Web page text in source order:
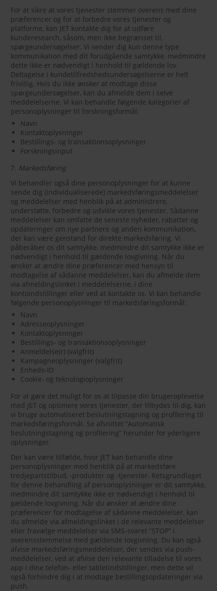
For at sikre at vores tjenester stemmer overens med dine
præferencer og for at forbedre vores tjenester og
platforme, kan JET kontakte dig for at udføre
kunderesearch, såsom, men ikke begrænset til,
spørgeundersøgelser. Vi sender dig kun denne type
kommunikation med dit forudgående samtykke, medmindre
dette ikke er nødvendigt i henhold til gældende lov.
Deltagelse i kundetilfredshedsundersøgelserne er helt
frivillig. Hvis du ikke ønsker at modtage disse
spørgeundersøgelser, kan du afmelde dem i selve
meddelelserne. Vi kan behandle følgende kategorier af
personoplysninger til forskningsformål:
Navn
Kontaktoplysninger
Bestillings- og transaktionsoplysninger
Forskningsinput
7. Markedsføring
Vi behandler også dine personoplysninger for at kunne
sende dig (individualiserede) markedsføringsmeddelelser
og meddelelser med henblik på at administrere,
understøtte, forbedre og udvikle vores tjenester. Sådanne
meddelelser kan omfatte de seneste nyheder, rabatter og
opdateringer om nye partnere og anden kommunikation,
der kan være genstand for direkte markedsføring. Vi
påberåber os dit samtykke, medmindre dit samtykke ikke er
nødvendigt i henhold til gældende lovgivning. Når du
ønsker at ændre dine præferencer med hensyn til
modtagelse af sådanne meddelelser, kan du afmelde dem
via afmeldingslinket i meddelelserne, i dine
kontoindstillinger eller ved at kontakte os. Vi kan behandle
følgende personoplysninger til markedsføringsformål:
Navn
Adresseoplysninger
Kontaktoplysninger
Bestillings- og transaktionsoplysninger
Anmeldelse(r) (valgfrit)
Kampagneoplysninger (valgfrit)
Enheds-ID
Cookie- og teknologioplysninger
For at gøre det muligt for os at tilpasse din brugeroplevelse
med JET og optimere vores tjenester, der tilbydes til dig, kan
vi bruge automatiseret beslutningstagning og profilering til
markedsføringsformål. Se afsnittet “Automatisk
beslutningstagning og profilering” herunder for yderligere
oplysninger.
Der kan være tilfælde, hvor JET kan behandle dine
personoplysninger med henblik på at markedsføre
tredjepartstilbud, -produkter og -tjenester. Retsgrundlaget
for denne behandling af personoplysninger er dit samtykke,
medmindre dit samtykke ikke er nødvendigt i henhold til
gældende lovgivning. Når du ønsker at ændre dine
præferencer for modtagelse af sådanne meddelelser, kan
du afmelde via afmeldingslinket i de relevante meddelelser
eller fravælge meddelelser via SMS-svaret “STOP” i
overensstemmelse med gældende lovgivning. Du kan også
afvise markedsføringsmeddelelser, der sendes via push-
meddelelser, ved at afvise den relevante tilladelse til vores
app i dine telefon- eller tabletindstillinger, men dette vil
også forhindre dig i at modtage bestillingsopdateringer via
push.